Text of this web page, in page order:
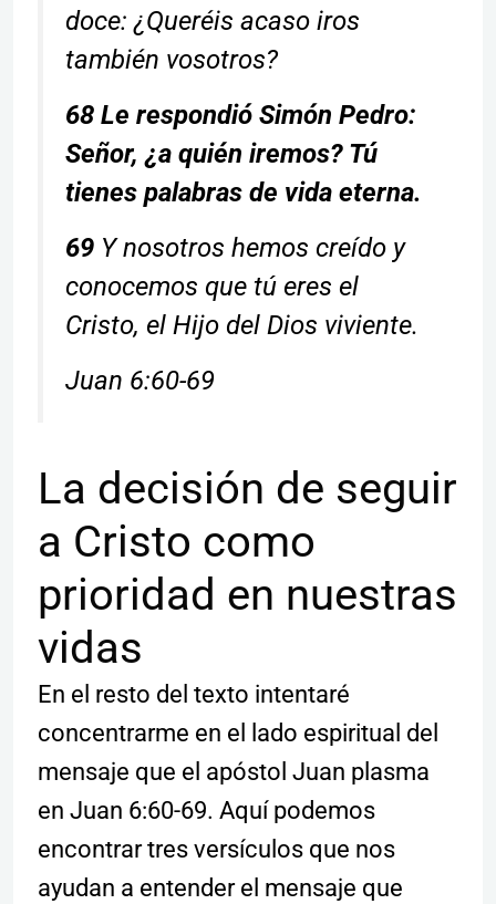
doce: ¿Queréis acaso iros
también vosotros?
68 Le respondió Simón Pedro:
Señor, ¿a quién iremos? Tú
tienes palabras de vida eterna.
69 Y nosotros hemos creído y
conocemos que tú eres el
Cristo, el Hijo del Dios viviente.
Juan 6:60-69
La decisión de seguir
a Cristo como
prioridad en nuestras
vidas
En el resto del texto intentaré
concentrarme en el lado espiritual del
mensaje que el apóstol Juan plasma
en Juan 6:60-69. Aquí podemos
encontrar tres versículos que nos
ayudan a entender el mensaje que